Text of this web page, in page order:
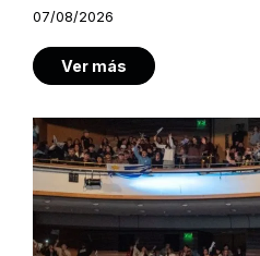
07/08/2026
Ver más